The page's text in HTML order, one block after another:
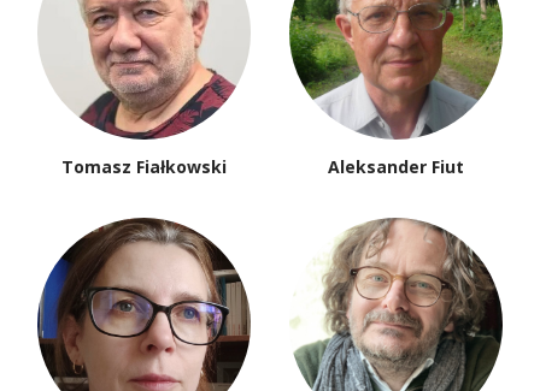
Tomasz Fiałkowski Aleksander Fiut